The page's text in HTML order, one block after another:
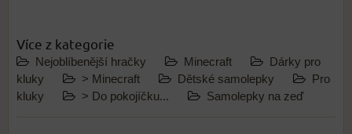
Více z kategorie
Nejoblíbenější hračky Minecraft
Dárky pro
kluky
> Minecraft Dětské samolepky
Pro
kluky
> Do pokojíčku... Samolepky na zeď